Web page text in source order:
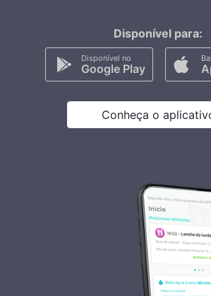
Disponível para:
Disponível no
Google Play
Conheça o